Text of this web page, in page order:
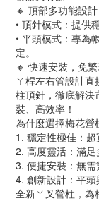
🔸 頂部多功能設
• 頂針模式：提供
• 平頭模式：專為
定。
🔸 快速安裝，免
ㄚ桿左右管設計
柱頂針，徹底解決
裝、高效率！
為什麼選擇梅花營
1. 穩定性極佳：超
2. 高度靈活：滿足
3. 便捷安裝：無需
4. 創新設計：平頭
全新ㄚ叉營柱，為